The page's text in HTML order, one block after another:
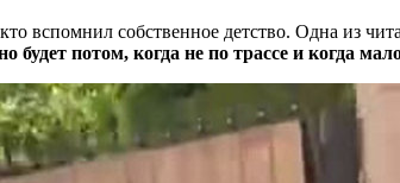
вспомнил собственное детство. Одна из
будет потом, когда не по трассе и когда